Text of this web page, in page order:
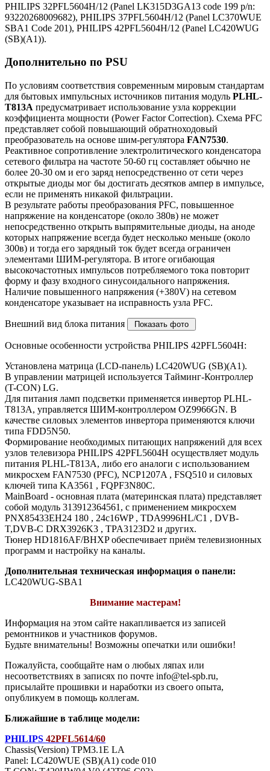
PHILIPS 32PFL5604H/12 (Panel LK315D3GA13 code 199 p/n:
93220268009682), PHILIPS 37PFL5604H/12 (Panel LC370WUE
SBA1 Code 201), PHILIPS 42PFL5604H/12 (Panel LC420WUG
(SB)(A1)).
Дополнительно по PSU
По условиям соответствия современным мировым стандартам
для бытовых импульсных источников питания модуль PLHL-
T813A предусматривает использование узла коррекции
коэффициента мощности (Power Factor Correction). Схема PFC
представляет собой повышающий обратноходовый
преобразователь на основе шим-регулятора FAN7530.
Реактивное сопротивление электролитического конденсатора
сетевого фильтра на частоте 50-60 гц составляет обычно не
более 20-30 ом и его заряд непосредственно от сети через
открытые диоды мог бы достигать десятков ампер в импульсе,
если не применять никакой фильтрации.
В результате работы преобразования PFC, повышенное
напряжение на конденсаторе (около 380в) не может
непосредственно открыть выпрямительные диоды, на аноде
которых напряжение всегда будет несколько меньше (около
300в) и тогда его зарядный ток будет всегда ограничен
элементами ШИМ-регулятора. В итоге огибающая
высокочастотных импульсов потребляемого тока повторит
форму и фазу входного синусоидального напряжения.
Наличие повышенного напряжения (+380V) на сетевом
конденсаторе указывает на исправность узла PFC.
Внешний вид блока питания
Основные особенности устройства PHILIPS 42PFL5604H:
Установлена матрица (LCD-панель) LC420WUG (SB)(A1).
В управлении матрицей используется Тайминг-Контроллер
(T-CON) LG.
Для питания ламп подсветки применяется инвертор PLHL-
T813A, управляется ШИМ-контроллером OZ9966GN. В
качестве силовых элементов инвертора применяются ключи
типа FDD5N50.
Формирование необходимых питающих напряжений для всех
узлов телевизора PHILIPS 42PFL5604H осуществляет модуль
питания PLHL-T813A, либо его аналоги c использованием
микросхем FAN7530 (PFC), NCP1207A , FSQ510 и силовых
ключей типа KA3561 , FQPF3N80C.
MainBoard - основная плата (материнская плата) представляет
собой модуль 313912364561, с применением микросхем
PNX85433EH24 180 , 24c16WP , TDA9996HL/C1 , DVB-
T,DVB-C DRX3926K3 , TPA3123D2 и других.
Тюнер HD1816AF/BHXP обеспечивает приём телевизионных
программ и настройку на каналы.
Дополнительная техническая информация о панели:
LC420WUG-SBA1
Внимание мастерам!
Информация на этом сайте накапливается из записей
ремонтников и участников форумов.
Будьте внимательны! Возможны опечатки или ошибки!
Пожалуйста, сообщайте нам о любых ляпах или
несоответствиях в записях по почте info@tel-spb.ru,
присылайте прошивки и наработки из своего опыта,
опубликуем в помощь коллегам.
Ближайшие в таблице модели:
PHILIPS 42PFL5614/60
Chassis(Version) TPM3.1E LA
Panel: LC420WUE (SB)(A1) code 010